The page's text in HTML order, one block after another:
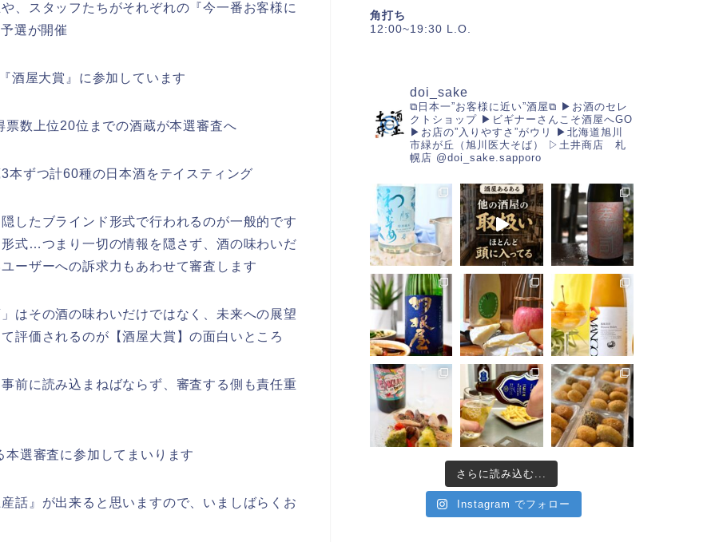
、スタッフたちがそれぞれの『今一番お客様に
選が開催
酒屋大賞』に参加しています
数上位20位までの酒蔵が本選審査へ
本ずつ計60種の日本酒をテイスティング
したブラインド形式で行われるのが一般的です
式…つまり一切の情報を隠さず、酒の味わいだ
ーザーへの訴求力もあわせて審査します
はその酒の味わいだけではなく、未来への展望
評価されるのが【酒屋大賞】の面白いところ
前に読み込まねばならず、審査する側も責任重
選審査に参加してまいります
話』が出来ると思いますので、いましばらくお
角打ち
12:00~19:30 L.O.
doi_sake
⧉日本一”お客様に近い”酒屋⧉ ▶︎お酒のセレ
クトショップ▶︎ビギナーさんこそ酒屋へGO
▶︎お店の”入りやすさ”がウリ
▶︎北海道旭川
市緑が丘（旭川医大そば）
▷土井商店 札
幌店 @doi_sake.sapporo
さらに読み込む...
Instagram でフォロー